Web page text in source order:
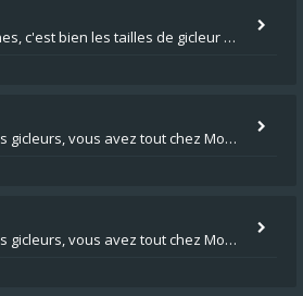
Les chiffres que tu donnes, c'est bien les tailles de gicleur ? Par contre tes "-2 tours" à quoi correspondent t'ils ?
Bonjour, pour les gicleurs, vous avez tout chez Motokristen à Bar sur Aube. https://www.motokristen.fr/ On peut aussi
Bonjour, pour les gicleurs, vous avez tout chez Motokristen à Bar sur Aube. https://www.motokristen.fr/produits/4946-l